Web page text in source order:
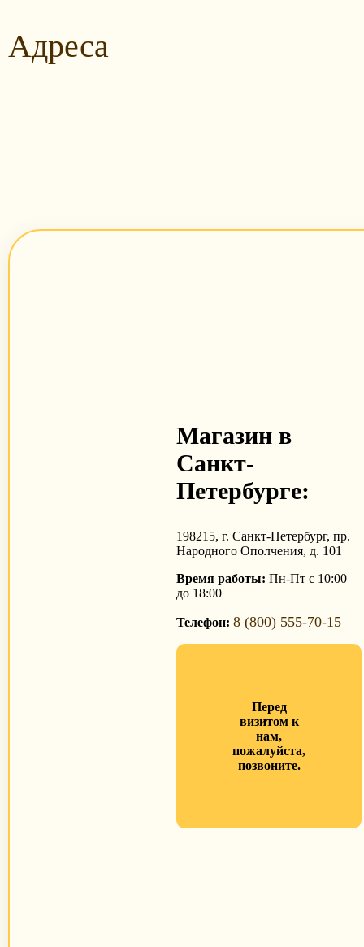
Адреса
Магазин в
Санкт-
Петербурге:
198215, г. Санкт-Петербург, пр.
Народного Ополчения, д. 101
Время работы: Пн-Пт с 10:00
до 18:00
Телефон:8 (800) 555-70-15
Перед
визитом к
нам,
пожалуйста,
позвоните.